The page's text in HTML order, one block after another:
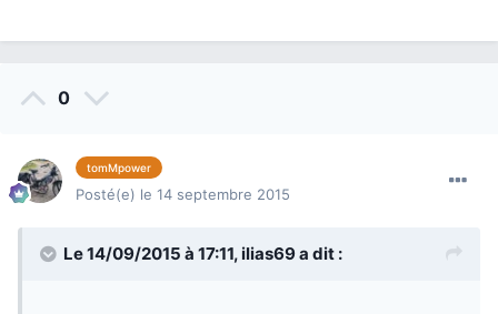
0
tomMpower
Posté(e) le 14 septembre 2015
Le 14/09/2015 à 17:11, ilias69a dit :